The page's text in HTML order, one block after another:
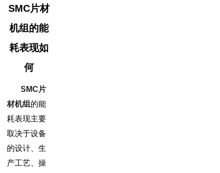
SMC片材
机组的能
耗表现如
何
SMC片
材机组 的能
耗表现主要
取决于设备
的设计、生
产工艺、操